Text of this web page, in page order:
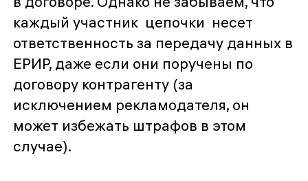
каждый участник цепочки несет
ответственность за передачу данных в
ЕРИР, даже если они поручены по
договору контрагенту (за
исключением рекламодателя, он
может избежать штрафов в этом
случае).